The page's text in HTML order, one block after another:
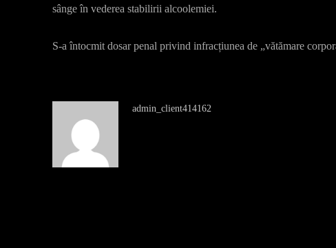
sânge în vederea stabilirii alcoolemiei.
S-a întocmit dosar penal privind infracțiunea de „vătămare
admin_client414162